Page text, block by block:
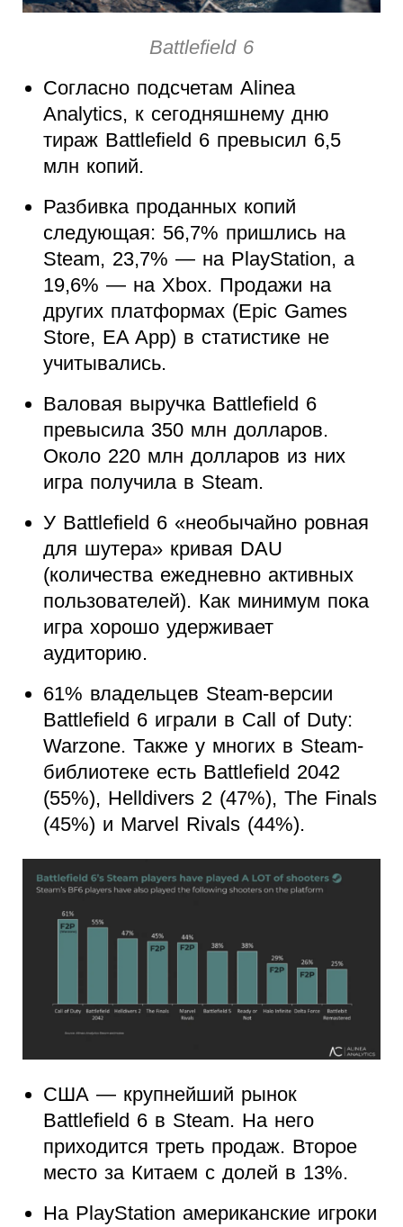
Battlefield 6
Согласно подсчетам Alinea
Analytics, к сегодняшнему дню
тираж Battlefield 6 превысил 6,5
млн копий.
Разбивка проданных копий
следующая: 56,7% пришлись на
Steam, 23,7% — на PlayStation, а
19,6% — на Xbox. Продажи на
других платформах (Epic Games
Store, EA App) в статистике не
учитывались.
Валовая выручка Battlefield 6
превысила 350 млн долларов.
Около 220 млн долларов из них
игра получила в Steam.
У Battlefield 6 «необычайно ровная
для шутера» кривая DAU
(количества ежедневно активных
пользователей). Как минимум пока
игра хорошо удерживает
аудиторию.
61% владельцев Steam-версии
Battlefield 6 играли в Call of Duty:
Warzone. Также у многих в Steam-
библиотеке есть Battlefield 2042
(55%), Helldivers 2 (47%), The Finals
(45%) и Marvel Rivals (44%).
США — крупнейший рынок
Battlefield 6 в Steam. На него
приходится треть продаж. Второе
место за Китаем с долей в 13%.
На PlayStation американские игроки